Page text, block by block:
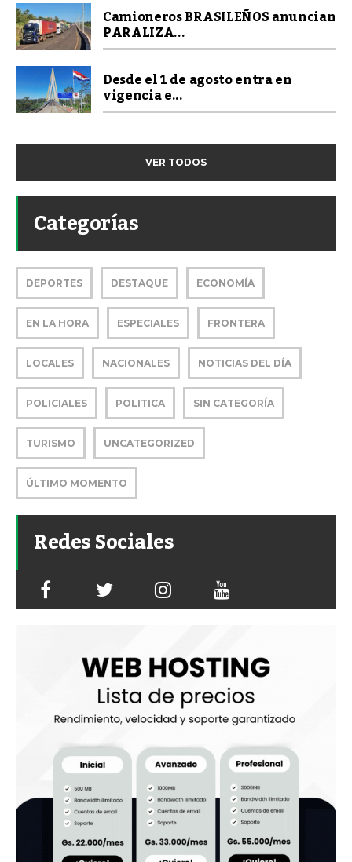
Camioneros BRASILEÑOS anuncian
PARALIZA...
Desde el 1 de agosto entra en
vigencia e...
VER TODOS
Categorías
DEPORTES DESTAQUE ECONOMÍA
EN LA HORA ESPECIALES FRONTERA
LOCALES NACIONALES NOTICIAS DEL DÍA
POLICIALES POLITICA SIN CATEGORÍA
TURISMO UNCATEGORIZED
ÚLTIMO MOMENTO
Redes Sociales